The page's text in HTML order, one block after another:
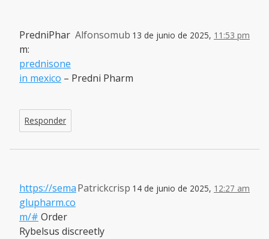
Alfonsomub 13 de junio de 2025, 11:53 pm
PredniPhar
m:
prednisone
in mexico – Predni Pharm
Responder
Patrickcrisp 14 de junio de 2025, 12:27 am
https://sema
glupharm.co
m/# Order
Rybelsus discreetly